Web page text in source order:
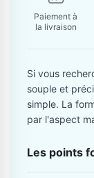
Paiement à
la livraison
Si vous
souple et
simple. La
par l'aspect
Les points